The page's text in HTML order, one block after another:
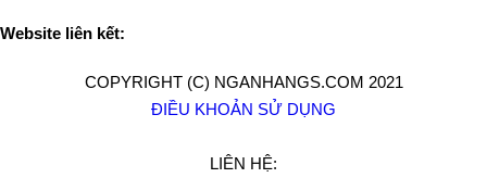
Website liên kết:
COPYRIGHT (C) NGANHANGS.COM 2021
ĐIỀU KHOẢN SỬ DỤNG
LIÊN HỆ: